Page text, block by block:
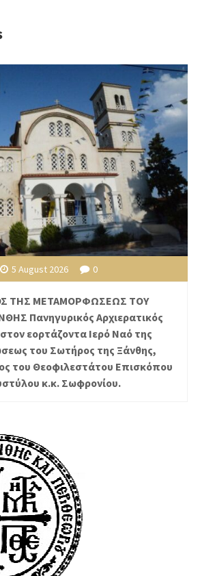
5 August 2026 0
ΤΗΣ ΜΕΤΑΜΟΡΦΩΣΕΩΣ ΤΟΥ
Πανηγυρικός Αρχιερατικός
εορτάζοντα Ιερό Ναό της
του Σωτήρος της Ξάνθης,
του Θεοφιλεστάτου Επισκόπου
κ.κ. Σωφρονίου.